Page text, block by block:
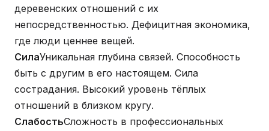
деревенских отношений с их
непосредственностью. Дефицитная экономика,
где люди ценнее вещей.
СилаУникальная глубина связей. Способность
быть с другим в его настоящем. Сила
сострадания. Высокий уровень тёплых
отношений в близком кругу.
СлабостьСложность в профессиональных